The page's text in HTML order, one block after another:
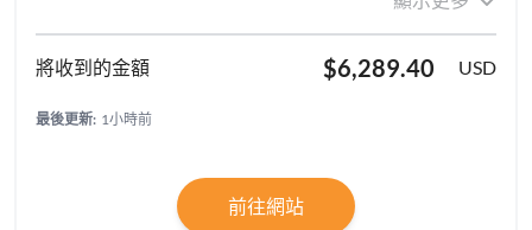
$6,289.40 USD
最後更新: 1小時前
前往網站